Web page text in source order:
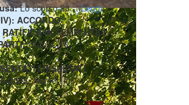
Lo scorso 28…Leggi
ACCORDO
IN TEMPI UTILI
(Roma, 16
I RISULTATI
2025:Numeri in